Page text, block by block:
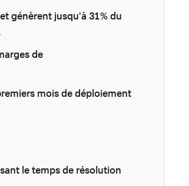
génèrent jusqu'à 31 % du
de
mois de déploiement
le temps de résolution